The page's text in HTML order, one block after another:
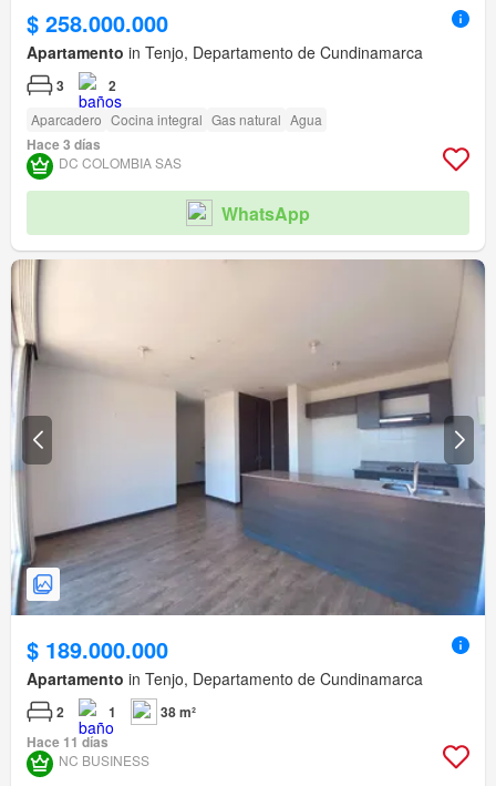
$ 258.000.000
Apartamento in Tenjo, Departamento de Cundinamarca
3 2
Aparcadero Cocina integral Gas natural Agua
Hace 3 días
DC COLOMBIA SAS
WhatsApp
$ 189.000.000
Apartamento in Tenjo, Departamento de Cundinamarca
2 1
38 m²
Hace 11 días
NC BUSINESS